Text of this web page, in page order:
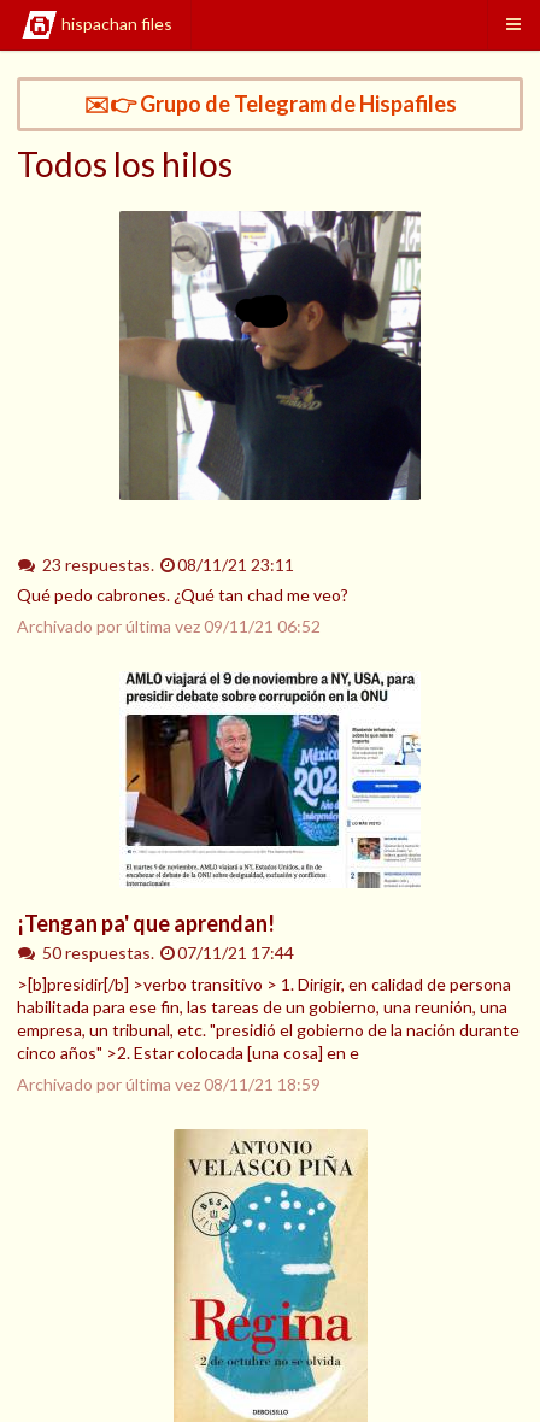
hispachan files
✉️👉 Grupo de Telegram de Hispafiles
Todos los hilos
23 respuestas.
08/11/21 23:11
Qué pedo cabrones. ¿Qué tan chad me veo?
Archivado por última vez09/11/21 06:52
¡Tengan pa' que aprendan!
50 respuestas.
07/11/21 17:44
>[b]presidir[/b] >verbo transitivo > 1. Dirigir, en calidad de persona
habilitada para ese fin, las tareas de un gobierno, una reunión, una
empresa, un tribunal, etc. "presidió el gobierno de la nación durante
cinco años" >2. Estar colocada [una cosa] en e
Archivado por última vez08/11/21 18:59